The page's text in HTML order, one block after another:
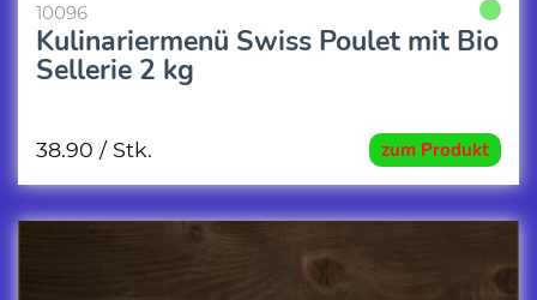
10096
Kulinariermenü Swiss Poulet mit Bio
Sellerie 2 kg
zum Produkt
38.90 / Stk.